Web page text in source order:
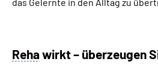
Rehawirkt – überzeugen